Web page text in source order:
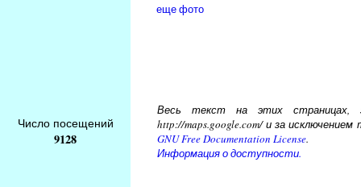
еще фото
Число посещений
9128
Весь текст на этих страницах,
http://maps.google.com/ и за
GNU Free Documentation License.
Информация о доступности.